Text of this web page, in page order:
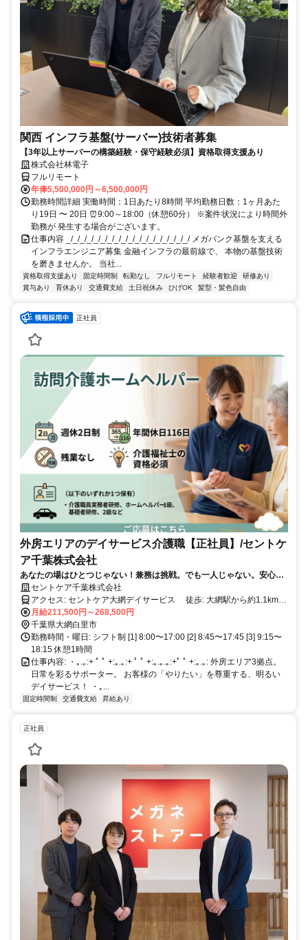
関西 インフラ基盤(サーバー)技術者募集
【3年以上サーバーの構築経験・保守経験必須】資格取得支援あり
株式会社林電子
フルリモート
年俸5,500,000円～6,500,000円
勤務時間詳細 実働時間：1日あたり8時間 平均勤務日数：1ヶ月あた
り19日 〜 20日 ⏰9:00～18:00（休憩60分） ※案件状況により時間外
勤務が 発生する場合がございます。
仕事内容 _/_/_/_/_/_/_/_/_/_/_/_/_/_/_/_/_/_/ メガバンク基盤を支える
インフラエンジニア募集 金融インフラの最前線で、 本物の基盤技術
を磨きませんか。 当社...
資格取得支援あり 固定時間制 転勤なし フルリモート 経験者歓迎
研修あり
賞与あり
育休あり 交通費支給 土日祝休み ひげOK 髪型・髪色自由
正社員
外房エリアのデイサービス介護職【正社員】/セントケ
ア千葉株式会社
あなたの場はひとつじゃない！兼務は挑戦。でも一人じゃない。安心の
環境でステップアップ
セントケア千葉株式会社
アクセス: セントケア大網デイサービス 徒歩: 大網駅から約1.1km
大網駅周辺から車で約5分程度 セントケア茂原デイサービス 茂原
駅から車で約7分程度 バス:JR茂原駅西口から「長南町行き」バス
に乗車 「鷲巣」バス停で下車 → 徒歩1分（鷲巣歯科付近）
セントケア大多喜デイサービス 国道296号線「横山交差点」近く
横山交差点から約200m先右側に位置 ＜車通勤＞
月給211,500円～268,500円
千葉県大網白里市
勤務時間・曜日: シフト制 [1] 8:00〜17:00 [2] 8:45〜17:45 [3] 9:15〜
18:15 休憩1時間
仕事内容: ・｡.｡:+ ﾟ ﾟ +:｡.｡:+ ﾟ ﾟ +:｡.｡.｡:+ﾟ ﾟ +:｡.｡: 外房エリア3拠点。
日常を彩るサポーター。 お客様の「やりたい」を尊重する、明るい
デイサービス！ ・｡...
固定時間制 交通費支給 昇給あり
正社員